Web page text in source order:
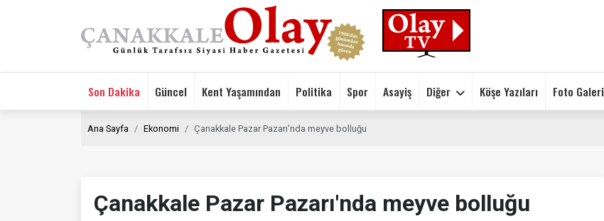
Son Dakika Güncel Kent Yaşamından Politika Spor Asayiş Diğer Köşe Yazıları Foto Galeri
Ana Sayfa Ekonomi Çanakkale Pazar Pazarı'nda meyve bolluğu
Çanakkale Pazar Pazarı'nda meyve bolluğu